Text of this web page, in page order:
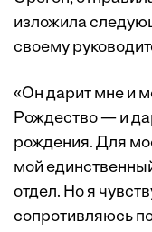
изложила
своему
«Он дарит мне и
Рождество — и
рождения. Для
мой
отдел. Но я
сопротивляюсь